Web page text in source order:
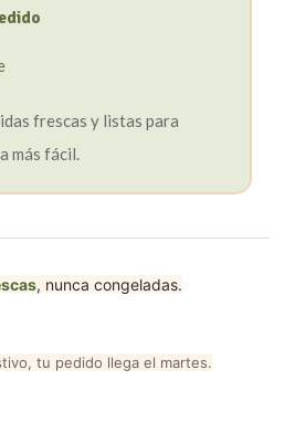
frescas y listas para
más fácil.
, nunca congeladas.
tu pedido llega el martes.